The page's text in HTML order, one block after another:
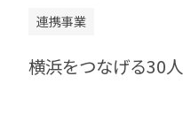
連携事業
横浜をつなげる30人